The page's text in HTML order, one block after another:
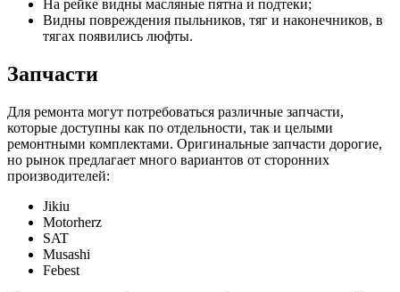
На рейке видны масляные пятна и подтеки;
Видны повреждения пыльников, тяг и наконечников, в
тягах появились люфты.
Запчасти
Для ремонта могут потребоваться различные запчасти,
которые доступны как по отдельности, так и целыми
ремонтными комплектами. Оригинальные запчасти дорогие,
но рынок предлагает много вариантов от сторонних
производителей:
Jikiu
Motorherz
SAT
Musashi
Febest